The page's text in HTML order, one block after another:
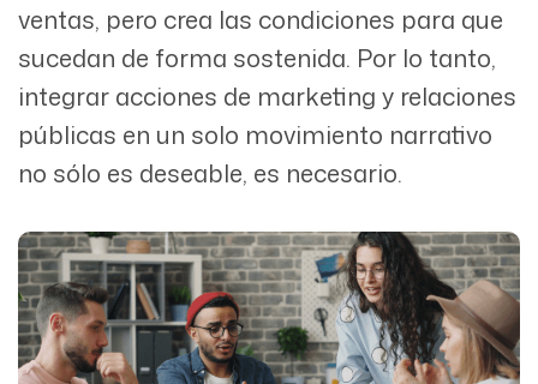
ventas, pero crea las condiciones para que
sucedan de forma sostenida. Por lo tanto,
integrar acciones de marketing y relaciones
públicas en un solo movimiento narrativo
no sólo es deseable, es necesario.